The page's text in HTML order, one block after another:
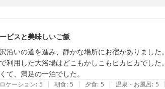
ビスと美味しいご飯
沿いの道を進み、静かな場所にお宿がありまし
利用した大浴場はどこもかしこもピカピカでした
て、満足の一泊でした。
ロケーション: 5 | 朝食: 5 | 夕食: 5 | 温泉・お風呂: 5 |